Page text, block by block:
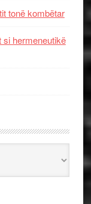
tonë kombëtar
si hermeneutikë